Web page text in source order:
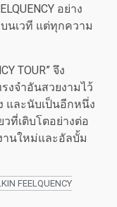
อย่าง
นเวที แต่ทุกความ
TOUR” จึง
งจำอันสวยงามไว้
และนับเป็นอีกหนึ่ง
ที่เติบโตอย่างต่อ
านใหม่และอัลบั้ม
FEELQUENCY